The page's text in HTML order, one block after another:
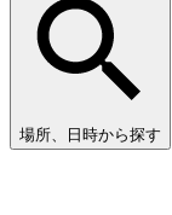
場所、日時から探す